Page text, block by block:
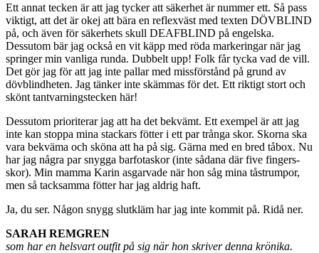
Ett annat tecken är att jag tycker att säkerhet är nummer ett. Så pass
viktigt, att det är okej att bära en reflexväst med texten DÖVBLIND
på, och även för säkerhets skull DEAFBLIND på engelska.
Dessutom bär jag också en vit käpp med röda markeringar när jag
springer min vanliga runda. Dubbelt upp! Folk får tycka vad de vill.
Det gör jag för att jag inte pallar med missförstånd på grund av
dövblindheten. Jag tänker inte skämmas för det. Ett riktigt stort och
skönt tantvarningstecken här!
Dessutom prioriterar jag att ha det bekvämt. Ett exempel är att jag
inte kan stoppa mina stackars fötter i ett par trånga skor. Skorna ska
vara bekväma och sköna att ha på sig. Gärna med en bred tåbox. Nu
har jag några par snygga barfotaskor (inte sådana där five fingers-
skor). Min mamma Karin asgarvade när hon såg mina tåstrumpor,
men så tacksamma fötter har jag aldrig haft.
Ja, du ser. Någon snygg slutkläm har jag inte kommit på. Ridå ner.
SARAH REMGREN
som har en helsvart outfit på sig när hon skriver denna krönika.